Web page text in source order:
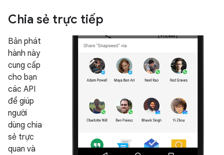
Chia sẻ trực tiếp
Bản phát
hành này
cung cấp
cho bạn
các API
để giúp
người
dùng chia
sẻ trực
quan và